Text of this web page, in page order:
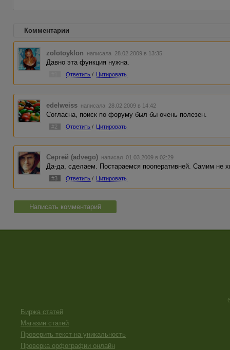
Комментарии
zolotoyklon написала 28.02.2009 в 13:35
Давно эта функция нужна.
Ответить / Цитировать
edelweiss написала 28.02.2009 в 14:42
Согласна, поиск по форуму был бы очень полезен.
#2 Ответить / Цитировать
Сергей (advego) написал 01.03.2009 в 02:29
Да-да, сделаем. Постараемся пооперативней. Самим не
#3 Ответить / Цитировать
Написать комментарий
Биржа статей
Магазин статей
Проверить текст на уникальность
Проверка орфографии онлайн